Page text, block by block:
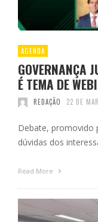
AGENDA
GOVERNANÇA
É TEMA DE
REDAÇÃO 22 DE
Debate, promovido
dúvidas dos
Read More